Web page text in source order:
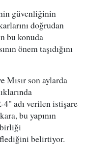
güvenliğinin
doğrudan
bu konuda
önem taşıdığını
Mısır son aylarda
4" adı verilen istişare
bu yapının
belirtiyor.